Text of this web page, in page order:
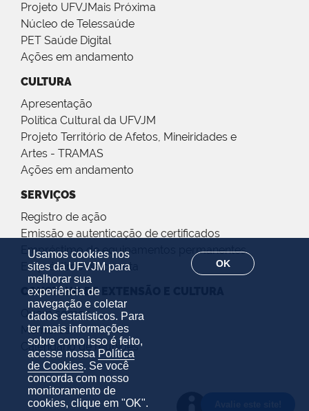
Usamos cookies nos
sites da UFVJM para
melhorar sua
experiência de
navegação e coletar
dados estatísticos. Para
ter mais informações
sobre como isso é feito,
acesse nossa Política
de Cookies. Se você
concorda com nosso
monitoramento de
cookies, clique em "OK".
OK
Projeto UFVJMais Próxima
Núcleo de Telessaúde
PET Saúde Digital
Ações em andamento
CULTURA
Apresentação
Política Cultural da UFVJM
Projeto Território de Afetos, Mineiridades e
Artes - TRAMAS
Ações em andamento
SERVIÇOS
Registro de ação
Emissão e autenticação de certificados
Empréstimo de equipamentos permanentes
Empréstimo de carreta
CONSELHO DE EXTENSÃO E CULTURA
Quem somos
Membros
Calendário de reuniões